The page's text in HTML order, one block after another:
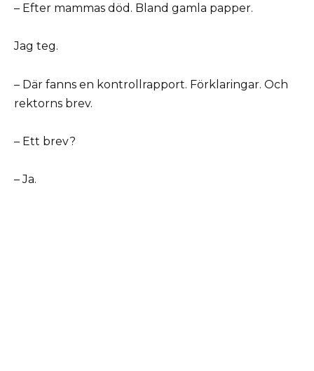
– Efter mammas död. Bland gamla papper.
Jag teg.
– Där fanns en kontrollrapport. Förklaringar. Och
rektorns brev.
– Ett brev?
– Ja.